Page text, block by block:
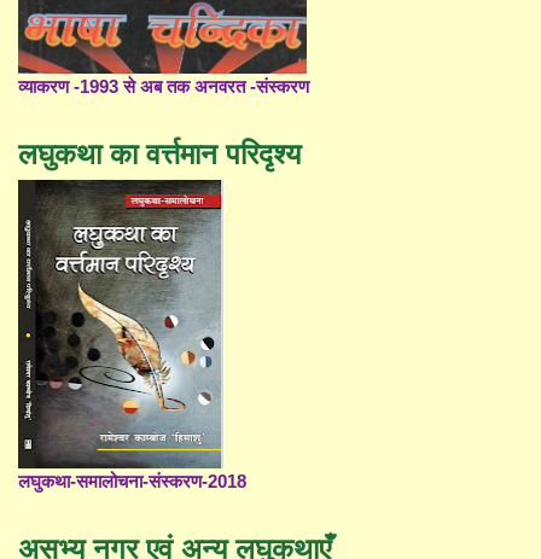
व्याकरण -1993 से अब तक अनवरत -संस्करण
लघुकथा का वर्त्तमान परिदृश्य
लघुकथा-समालोचना-संस्करण-2018
असभ्य नगर एवं अन्य लघुकथाएँ